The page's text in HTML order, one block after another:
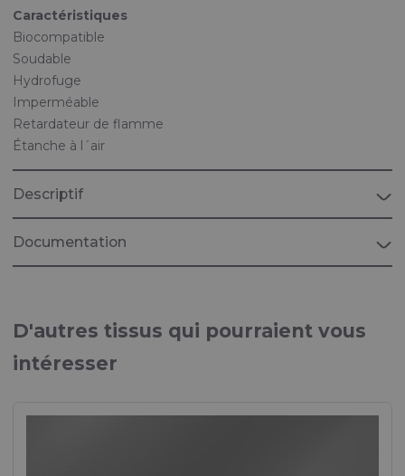
Caractéristiques
Biocompatible
Soudable
Hydrofuge
Imperméable
Retardateur de flamme
Étanche à l´air
Descriptif
Documentation
D'autres tissus qui pourraient vous
intéresser